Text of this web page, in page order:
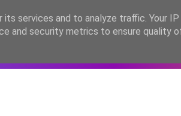
EASC2026 PORTUGAL
services and to analyze traffic. Your
and security metrics to ensure quality